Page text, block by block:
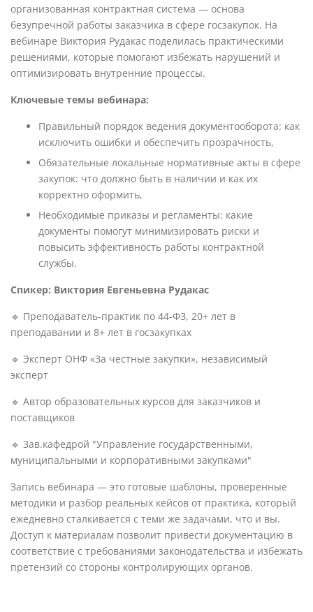
организованная контрактная система — основа
безупречной работы заказчика в сфере госзакупок. На
вебинаре Виктория Рудакас поделилась практическими
решениями, которые помогают избежать нарушений и
оптимизировать внутренние процессы.
Ключевые темы вебинара:
Правильный порядок ведения документооборота: как
исключить ошибки и обеспечить прозрачность,
Обязательные локальные нормативные акты в сфере
закупок: что должно быть в наличии и как их
корректно оформить,
Необходимые приказы и регламенты: какие
документы помогут минимизировать риски и
повысить эффективность работы контрактной
службы.
Спикер: Виктория Евгеньевна Рудакас
🔹 Преподаватель-практик по 44-ФЗ, 20+ лет в
преподавании и 8+ лет в госзакупках
🔹 Эксперт ОНФ «За честные закупки», независимый
эксперт
🔹 Автор образовательных курсов для заказчиков и
поставщиков
🔹 Зав.кафедрой "Управление государственными,
муниципальными и корпоративными закупками"
Запись вебинара — это готовые шаблоны, проверенные
методики и разбор реальных кейсов от практика, который
ежедневно сталкивается с теми же задачами, что и вы.
Доступ к материалам позволит привести документацию в
соответствие с требованиями законодательства и избежать
претензий со стороны контролирующих органов.